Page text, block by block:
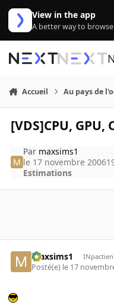
Aller au contenu
View in the app
A better way to
Accueil Au pays de
[VDS]CPU,
Par maxsims1
le 17 novembre 2006
Estimations
maxsims1 INpactien
Posté(e) le 17